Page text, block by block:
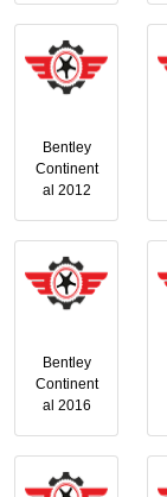
Bentley
Continent
al 2012
Bentley
Continent
al 2016